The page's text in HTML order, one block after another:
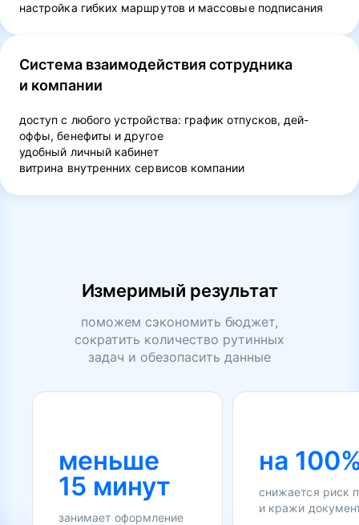
настройка гибких маршрутов и массовые подписания
Система взаимодействия сотрудника
и компании
доступ с любого устройства: график отпусков, дей-
оффы, бенефиты и другое
удобный личный кабинет
витрина внутренних сервисов компании
Измеримый результат
поможем сэкономить бюджет,
сократить количество рутинных
задач и обезопасить данные
меньше
15 минут
занимает оформление
на
снижается риск
и кражи